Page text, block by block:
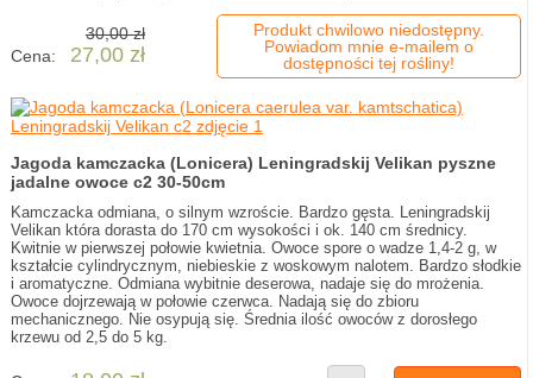
30,00 zł
Cena:
27,00 zł
Produkt chwilowo niedostępny.
Powiadom mnie e-mailem o
dostępności tej rośliny!
Jagoda kamczacka (Lonicera) Leningradskij Velikan pyszne
jadalne owoce c2 30-50cm
Kamczacka odmiana, o silnym wzroście. Bardzo gęsta. Leningradskij
Velikan która dorasta do 170 cm wysokości i ok. 140 cm średnicy.
Kwitnie w pierwszej połowie kwietnia. Owoce spore o wadze 1,4-2 g, w
kształcie cylindrycznym, niebieskie z woskowym nalotem. Bardzo słodkie
i aromatyczne. Odmiana wybitnie deserowa, nadaje się do mrożenia.
Owoce dojrzewają w połowie czerwca. Nadają się do zbioru
mechanicznego. Nie osypują się. Średnia ilość owoców z dorosłego
krzewu od 2,5 do 5 kg.